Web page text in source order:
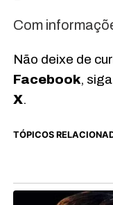
Com
Não deixe de
Facebook,
X.
TÓPICOS